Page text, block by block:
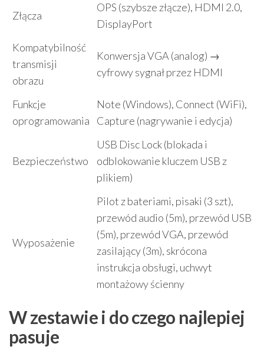
Złącza
OPS (szybsze złącze), HDMI 2.0,
DisplayPort
Kompatybilność
transmisji
obrazu
Konwersja VGA (analog) →
cyfrowy sygnał przez HDMI
Funkcje
oprogramowania
Note (Windows), Connect (WiFi),
Capture (nagrywanie i edycja)
Bezpieczeństwo
USB Disc Lock (blokada i
odblokowanie kluczem USB z
plikiem)
Wyposażenie
Pilot z bateriami, pisaki (3 szt),
przewód audio (5m), przewód USB
(5m), przewód VGA, przewód
zasilający (3m), skrócona
instrukcja obsługi, uchwyt
montażowy ścienny
W zestawie i do czego najlepiej
pasuje